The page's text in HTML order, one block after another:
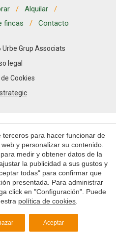
Alquilar
fincas
Contacto
Grup Associats
legal
Cookies
terceros para hacer funcionar de
y personalizar su contenido.
medir y obtener datos de la
la publicidad a sus gustos y
todas" para confirmar que
presentada. Para administrar
click en "Configuración". Puede
política de cookies
Aceptar
y análisis del
de la web para la
de los usuarios con
función del análisis de los
del servicio. Permiten
del usuario para
productos recomendados.
para almacenar información
personales del usuario
de sus hábitos de
podemos conocer los hábitos
y mostrar publicidad
del usuario.
Aceptar todas